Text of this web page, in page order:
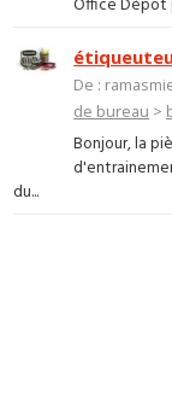
Office Dépot
De :
de bureau >
Bonjour, la
du...